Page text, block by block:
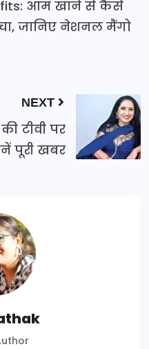
आम खाने से कैसे
जानिए नेशनल मैंगो
NEXT
टीवी पर
पूरी खबर